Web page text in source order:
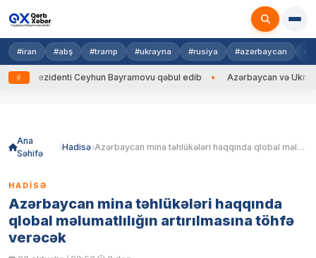
#iran #abş #tramp #ukrayna #rusiya #azərbaycan
Prezidenti Ceyhun Bayramovu qəbul edib Azərbaycan və Ukrayna
Ana
Səhifə
Hadisə Azərbaycan mina təhlükələri haqqında qlobal məlumatlılığın artırılmasına töhfə verəcək
HADISƏ
Azərbaycan mina təhlükələri haqqında
qlobal məlumatlılığın artırılmasına töhfə
verəcək